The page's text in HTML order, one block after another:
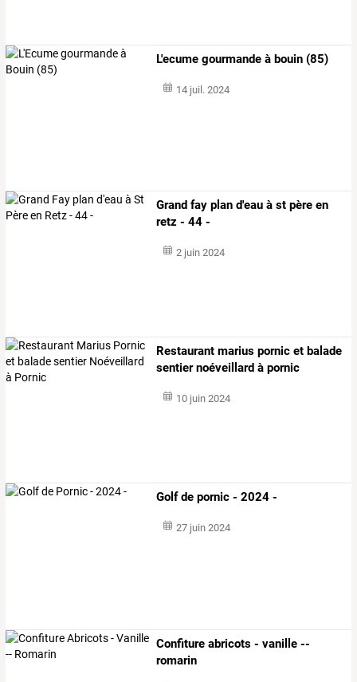
L'ecume gourmande à bouin (85)
14 juil. 2024
Grand fay plan d'eau à st père en
retz - 44 -
2 juin 2024
Restaurant marius pornic et balade
sentier noéveillard à pornic
10 juin 2024
Golf de pornic - 2024 -
27 juin 2024
Confiture abricots - vanille --
romarin